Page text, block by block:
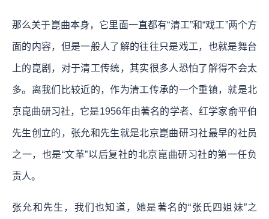
那么关于崑曲本身，它里面一直都有“清工”和“戏工”两个方
面的内容，但是一般人了解的往往只是戏工，也就是舞台
上的崑剧，对于清工传统，其实很多人恐怕了解得不会太
多。离我们比较近的，作为清工传承的一个重镇，就是北
京崑曲研习社，它是1956年由著名的学者、红学家俞平伯
先生创立的，张允和先生就是北京崑曲研习社最早的社员
之一，也是“文革”以后复社的北京崑曲研习社的第一任负
责人。
张允和先生，我们也知道，她是著名的“张氏四姐妹”之